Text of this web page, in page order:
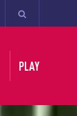
PLAY